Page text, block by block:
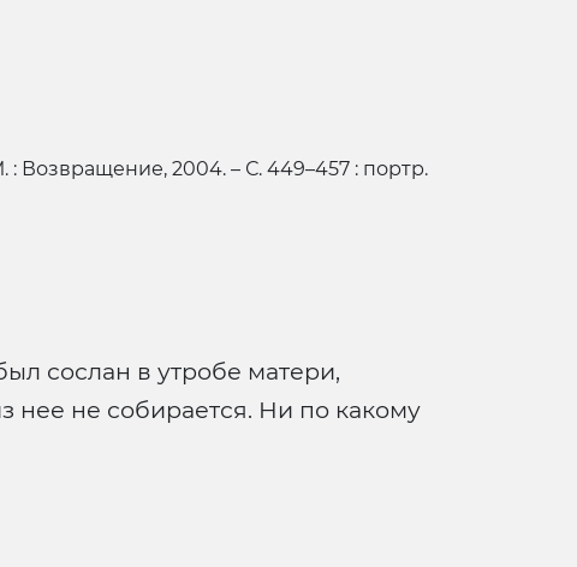
: Возвращение, 2004. – С. 449–457 : портр.
сослан в утробе матери,
нее не собирается. Ни по какому